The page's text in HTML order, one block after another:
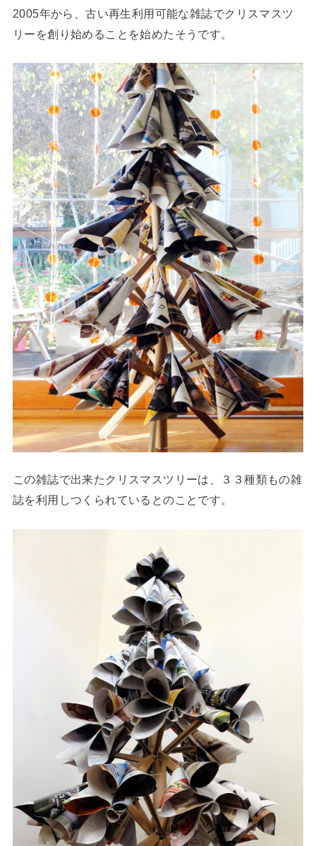
2005年から、古い再生利用可能な雑誌でクリスマスツ
リーを創り始めることを始めたそうです。
この雑誌で出来たクリスマスツリーは、３３種類もの雑
誌を利用しつくられているとのことです。